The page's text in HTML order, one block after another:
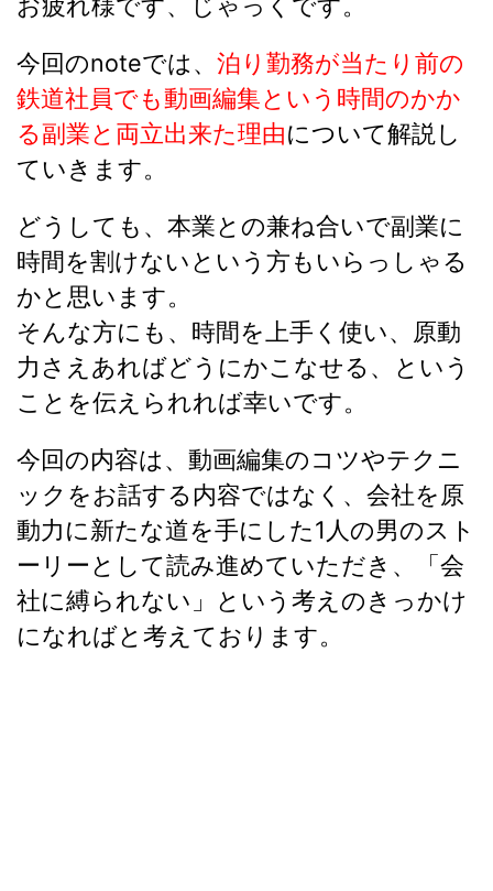
今回のnoteでは、 泊り勤務が当たり前の
鉄道社員でも動画編集という時間のかか
る副業と両立出来た理由について解説し
ていきます。
どうしても、本業との兼ね合いで副業に
時間を割けないという方もいらっしゃる
かと思います。
そんな方にも、時間を上手く使い、原動
力さえあればどうにかこなせる、という
ことを伝えられれば幸いです。
今回の内容は、動画編集のコツやテクニ
ックをお話する内容ではなく、会社を原
動力に新たな道を手にした1人の男のスト
ーリーとして読み進めていただき、「会
社に縛られない」という考えのきっかけ
になればと考えております。